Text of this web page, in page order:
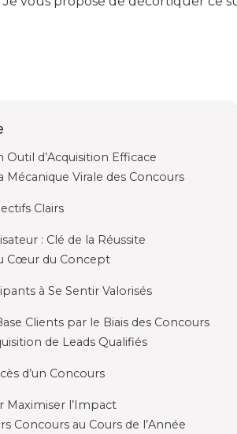
Outil d’Acquisition Efficace
Virale des Concours
Clairs
: Clé de la Réussite
Cœur du Concept
à Se Sentir Valorisés
Clients par le Biais des Concours
de Leads Qualifiés
d’un Concours
Maximiser l’Impact
Concours au Cours de l’Année